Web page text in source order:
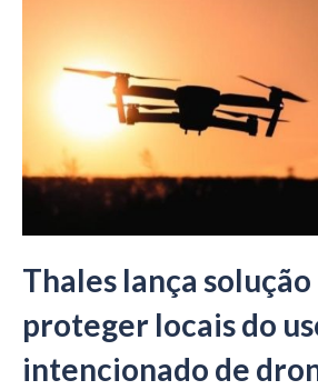
Thales lança solução
proteger locais do
intencionado de